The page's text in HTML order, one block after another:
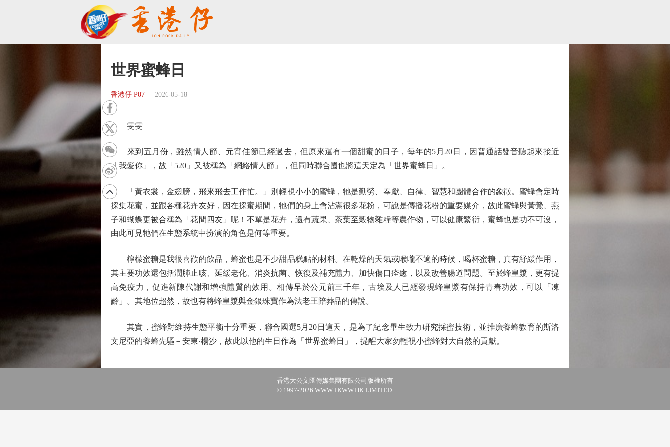
世界蜜蜂日
香港仔 P07 2026-05-18
雯雯
來到五月份，雖然情人節、元宵佳節已經過去，但原來還有一個甜蜜的日子，每年的5月20日，因普通話發音聽起來接近
「我愛你」，故「520」又被稱為「網絡情人節」，但同時聯合國也將這天定為「世界蜜蜂日」。
「黃衣裳，金翅膀，飛來飛去工作忙。」別輕視小小的蜜蜂，牠是勤勞、奉獻、自律、智慧和團體合作的象徵。蜜蜂會定時
採集花蜜，並跟各種花卉友好，因在採蜜期間，牠們的身上會沾滿很多花粉，可說是傳播花粉的重要媒介，故此蜜蜂與黃鶯、燕
子和蝴蝶更被合稱為「花間四友」呢！不單是花卉，還有蔬果、茶葉至穀物雜糧等農作物，可以健康繁衍，蜜蜂也是功不可沒，
由此可見牠們在生態系統中扮演的角色是何等重要。
檸檬蜜糖是我很喜歡的飲品，蜂蜜也是不少甜品糕點的材料。在乾燥的天氣或喉嚨不適的時候，喝杯蜜糖，真有紓緩作用，
其主要功效還包括潤肺止咳、延緩老化、消炎抗菌、恢復及補充體力、加快傷口痊癒，以及改善腸道問題。至於蜂皇漿，更有提
高免疫力，促進新陳代謝和增強體質的效用。相傳早於公元前三千年，古埃及人已經發現蜂皇漿有保持青春功效，可以「凍
齡」。其地位超然，故也有將蜂皇漿與金銀珠寶作為法老王陪葬品的傳說。
其實，蜜蜂對維持生態平衡十分重要，聯合國選5月20日這天，是為了紀念畢生致力研究採蜜技術，並推廣養蜂教育的斯洛
文尼亞的養蜂先驅－安東·楊沙，故此以他的生日作為「世界蜜蜂日」，提醒大家勿輕視小蜜蜂對大自然的貢獻。
香港大公文匯傳媒集團有限公司版權所有
© 1997-2026 WWW.TKWW.HK LIMITED.